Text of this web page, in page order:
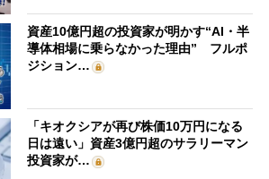
資産10億円超の投資家が明かす“AI・半
導体相場に乗らなかった理由” フルポ
ジション…
「キオクシアが再び株価10万円になる
日は遠い」資産3億円超のサラリーマン
投資家が…